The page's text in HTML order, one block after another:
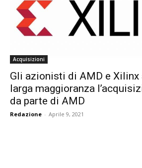
Acquisizioni
Gli azionisti di AMD e Xilinx
larga maggioranza
da parte di AMD
Redazione - Aprile 9, 2021